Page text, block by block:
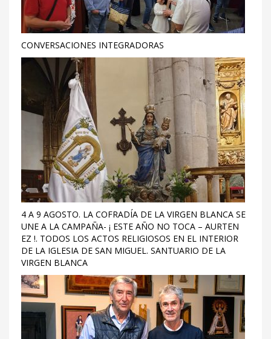
CONVERSACIONES INTEGRADORAS
4 A 9 AGOSTO. LA COFRADÍA DE LA VIRGEN BLANCA SE
UNE A LA CAMPAÑA- ¡ ESTE AÑO NO TOCA – AURTEN
EZ !. TODOS LOS ACTOS RELIGIOSOS EN EL INTERIOR
DE LA IGLESIA DE SAN MIGUEL. SANTUARIO DE LA
VIRGEN BLANCA